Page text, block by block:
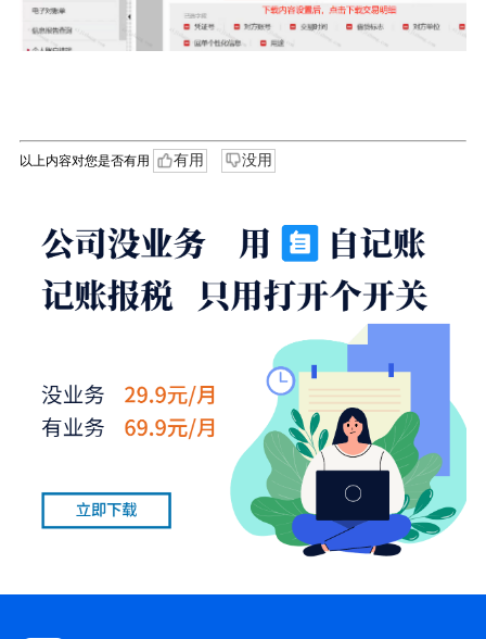
以上内容对您是否有用 有用 没用